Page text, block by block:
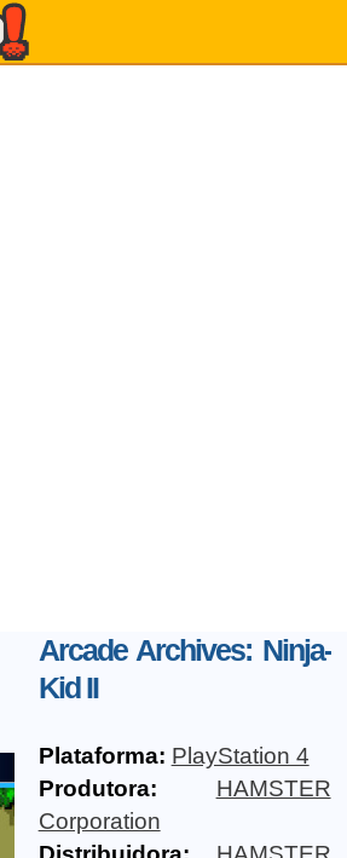
Arcade Archives: Ninja-
Kid II
Plataforma: PlayStation 4
Produtora:
HAMSTER
Corporation